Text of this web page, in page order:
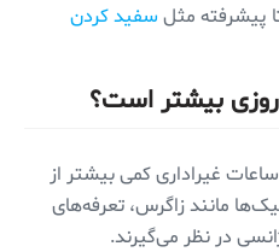
پیشرفته مثل سفید کردن
بیشتر است؟
غیراداری کمی بیشتر از
مانند زاگرس، تعرفه‌های
در نظر می‌گیرند.